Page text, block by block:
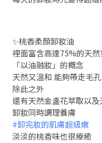
✨桃香柔顏卸妝油
裡面富含高達75%的天
「以油融妝」的概念
天然又溫和 能夠帶走毛
除此之外
還有天然金盞花萃取以
卸妝同時調理養膚
#卸完妝的肌膚超級嫩
淡淡的桃香味也很療癒